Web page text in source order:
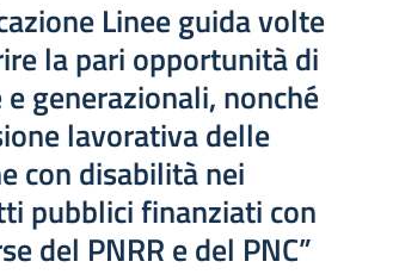
Linee guida volte
la pari opportunità di
e generazionali, nonché
lavorativa delle
con disabilità nei
pubblici finanziati con
del PNRR e del PNC”